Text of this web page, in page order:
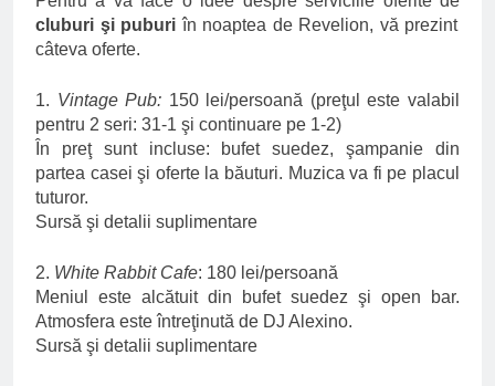
cluburi şi puburi în noaptea de Revelion, vă prezint
câteva oferte.
1. Vintage Pub: 150 lei/persoană (preţul este valabil
pentru 2 seri: 31-1 şi continuare pe 1-2)
În preţ sunt incluse: bufet suedez, şampanie din
partea casei şi oferte la băuturi. Muzica va fi pe placul
tuturor.
Sursă şi detalii suplimentare
2. White Rabbit Cafe: 180 lei/persoană
Meniul este alcătuit din bufet suedez şi open bar.
Atmosfera este întreţinută de DJ Alexino.
Sursă şi detalii suplimentare